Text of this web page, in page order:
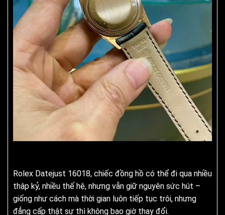
Rolex Datejust 16018, chiếc đồng hồ có thể đi qua nhiều
thập kỷ, nhiều thế hệ, nhưng vẫn giữ nguyên sức hút –
giống như cách mà thời gian luôn tiếp tục trôi, nhưng
đẳng cấp thật sự thì không bao giờ thay đổi.